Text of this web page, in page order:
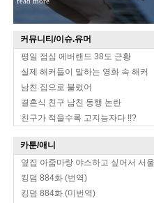
커뮤니티/이슈.유머
평일 점심 에버랜드 38도 근황
실제 해커들이 말하는 영화 속 해커
남친 집으로 불렀어
결혼식 친구 남친 동행 논란
친구가 적을수록 고지능자다 !!?
카툰/애니
옆집 아줌마랑 야스하고 싶어서 서
킹덤 884화 (번역)
킹덤 884화 (미번역)